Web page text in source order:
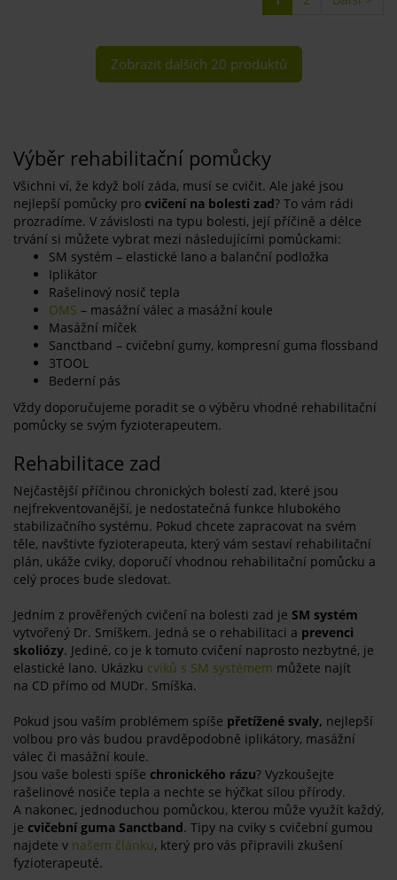
Zobrazit dalších 20 produktů
Výběr rehabilitační pomůcky
Všichni ví, že když bolí záda, musí se cvičit. Ale jaké jsou
nejlepší pomůcky pro cvičení na bolesti zad? To vám rádi
prozradíme. V závislosti na typu bolesti, její příčině a délce
trvání si můžete vybrat mezi následujícími pomůckami:
SM systém – elastické lano a balanční podložka
Iplikátor
Rašelinový nosič tepla
OMS – masážní válec a masážní koule
Masážní míček
Sanctband – cvičební gumy, kompresní guma flossband
3TOOL
Bederní pás
Vždy doporučujeme poradit se o výběru vhodné rehabilitační
pomůcky se svým fyzioterapeutem.
Rehabilitace zad
Nejčastější příčinou chronických bolestí zad, které jsou
nejfrekventovanější, je nedostatečná funkce hlubokého
stabilizačního systému. Pokud chcete zapracovat na svém
těle, navštivte fyzioterapeuta, který vám sestaví rehabilitační
plán, ukáže cviky, doporučí vhodnou rehabilitační pomůcku a
celý proces bude sledovat.
Jedním z prověřených cvičení na bolesti zad je SM systém
vytvořený Dr. Smíškem. Jedná se o rehabilitaci a prevenci
skoliózy. Jediné, co je k tomuto cvičení naprosto nezbytné, je
elastické lano. Ukázku cviků s SM systémem můžete najít
na CD přímo od MUDr. Smíška.
Pokud jsou vaším problémem spíše přetížené svaly, nejlepší
volbou pro vás budou pravděpodobně iplikátory, masážní
válec či masážní koule.
Jsou vaše bolesti spíše chronického rázu? Vyzkoušejte
rašelinové nosiče tepla a nechte se hýčkat sílou přírody.
A nakonec, jednoduchou pomůckou, kterou může využít každý,
je cvičební guma Sanctband. Tipy na cviky s cvičební gumou
najdete v našem článku, který pro vás připravili zkušení
fyzioterapeuté.